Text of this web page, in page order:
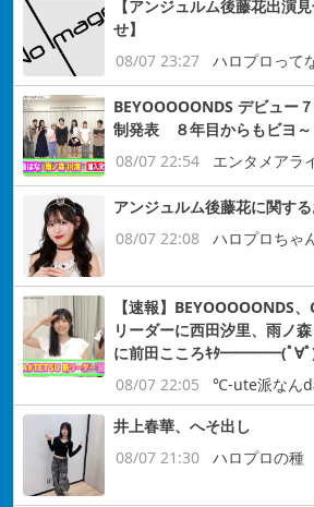
【アンジュルム後藤花出演
せ】
08/07 23:27
ハロプロって
BEYOOOOONDS デビュー
制発表 ８年目からもビヨ～
08/07 22:54
エンタメアラ
アンジュルム後藤花に関す
08/07 22:08
ハロプロちゃ
【速報】BEYOOOOONDS
リーダーに西田汐里、雨ノ
に前田こころｷﾀ━━━━(ﾟ
08/07 22:05
℃-ute派なん
井上春華、へそ出し
08/07 21:30
ハロプロの種